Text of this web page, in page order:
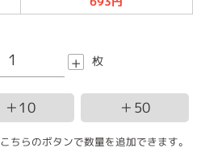
+ 枚
＋10 ＋50
こちらのボタンで数量を追加できます。